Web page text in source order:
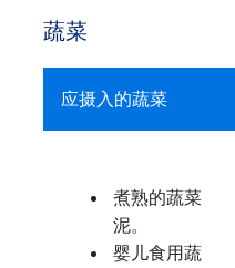
蔬菜
应摄入的蔬菜
煮熟的蔬菜
泥。
婴儿食用蔬